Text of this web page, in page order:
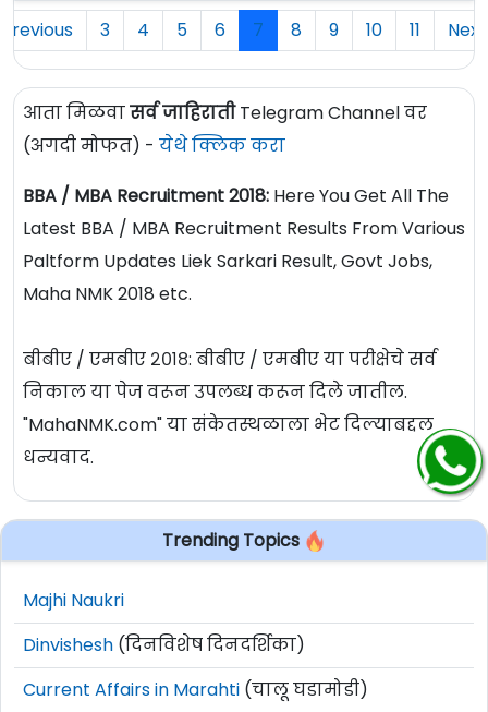
Previous
3 4 5 6 7 8 9 10 11 Next
आता मिळवासर्व जाहिरातीTelegram Channel वर
(अगदी मोफत) - येथे क्लिक करा
BBA / MBA Recruitment 2018: Here You Get All The
Latest BBA / MBA Recruitment Results From Various
Paltform Updates Liek Sarkari Result, Govt Jobs,
Maha NMK 2018 etc.
बीबीए / एमबीए २०१८: बीबीए / एमबीए या परीक्षेचे सर्व
निकाल या पेज वरून उपलब्ध करून दिले जातील.
"MahaNMK.com" या संकेतस्थळाला भेट दिल्याबद्दल
धन्यवाद.
Trending Topics
Majhi Naukri
Dinvishesh (दिनविशेष दिनदर्शिका)
Current Affairs in Marahti (चालू घडामोडी)